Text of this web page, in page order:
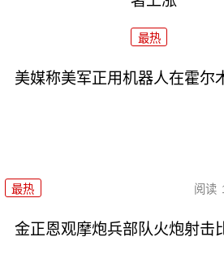
最热
美媒称美军正用机器人在霍尔
最热 阅读
金正恩观摩炮兵部队火炮射击